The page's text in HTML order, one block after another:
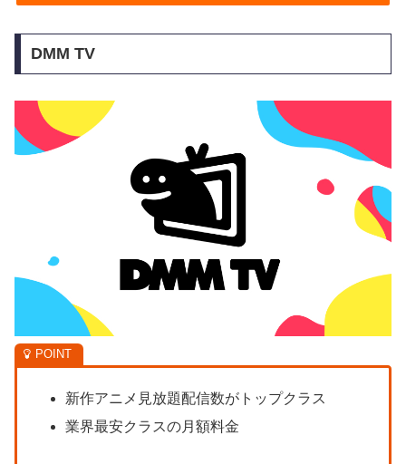
DMM TV
新作アニメ見放題配信数がトップクラス
業界最安クラスの月額料金